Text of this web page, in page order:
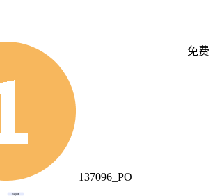
137096_PO
免费